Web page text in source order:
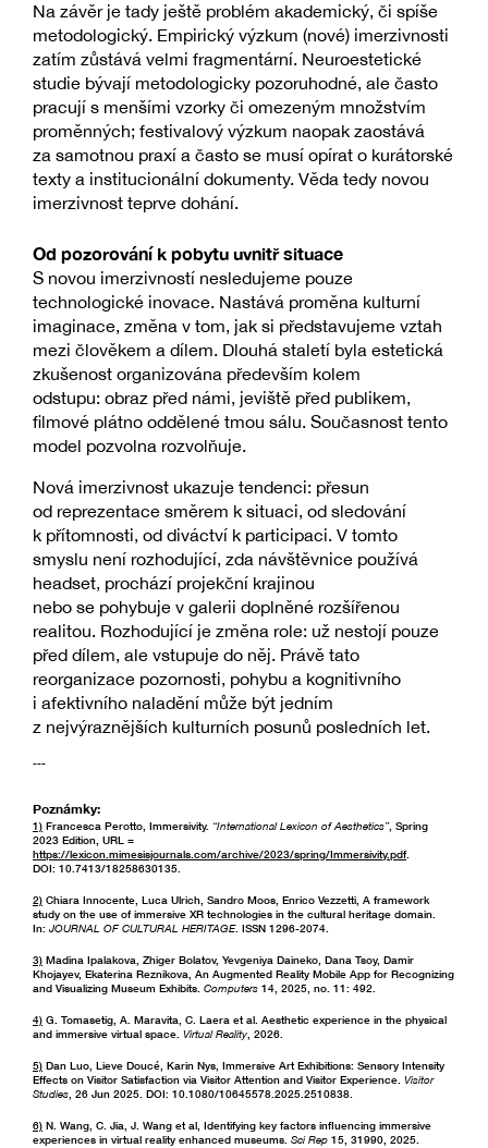
Na závěr je tady ještě problém akademický, či spíše
metodologický. Empirický výzkum (nové) imerzivnosti
zatím zůstává velmi fragmentární. Neuroestetické
studie bývají metodologicky pozoruhodné, ale často
pracují s menšími vzorky či omezeným množstvím
proměnných; festivalový výzkum naopak zaostává
za samotnou praxí a často se musí opírat o kurátorské
texty a institucionální dokumenty. Věda tedy novou
imerzivnost teprve dohání.
Od pozorování k pobytu uvnitř situace
S novou imerzivností nesledujeme pouze
technologické inovace. Nastává proměna kulturní
imaginace, změna v tom, jak si představujeme vztah
mezi člověkem a dílem. Dlouhá staletí byla estetická
zkušenost organizována především kolem
odstupu: obraz před námi, jeviště před publikem,
filmové plátno oddělené tmou sálu. Současnost tento
model pozvolna rozvolňuje.
Nová imerzivnost ukazuje tendenci: přesun
od reprezentace směrem k situaci, od sledování
k přítomnosti, od diváctví k participaci. V tomto
smyslu není rozhodující, zda návštěvnice používá
headset, prochází projekční krajinou
nebo se pohybuje v galerii doplněné rozšířenou
realitou. Rozhodující je změna role: už nestojí pouze
před dílem, ale vstupuje do něj. Právě tato
reorganizace pozornosti, pohybu a kognitivního
i afektivního naladění může být jedním
z nejvýraznějších kulturních posunů posledních let.
---
Poznámky:
1) Francesca Perotto, Immersivity. “International Lexicon of Aesthetics”, Spring
2023 Edition, URL =
https://lexicon.mimesisjournals.com/archive/2023/spring/Immersivity.pdf.
DOI: 10.7413/18258630135.
2) Chiara Innocente, Luca Ulrich, Sandro Moos, Enrico Vezzetti, A framework
study on the use of immersive XR technologies in the cultural heritage domain.
In: JOURNAL OF CULTURAL HERITAGE. ISSN 1296-2074.
3) Madina Ipalakova, Zhiger Bolatov, Yevgeniya Daineko, Dana Tsoy, Damir
Khojayev, Ekaterina Reznikova, An Augmented Reality Mobile App for Recognizing
and Visualizing Museum Exhibits. Computers 14, 2025, no. 11: 492.
4) G. Tomasetig, A. Maravita, C. Laera et al. Aesthetic experience in the physical
and immersive virtual space. Virtual Reality , 2026.
5) Dan Luo, Lieve Doucé, Karin Nys, Immersive Art Exhibitions: Sensory Intensity
Effects on Visitor Satisfaction via Visitor Attention and Visitor Experience. Visitor
Studies , 26 Jun 2025. DOI: 10.1080/10645578.2025.2510838.
6) N. Wang, C. Jia, J. Wang et al, Identifying key factors influencing immersive
experiences in virtual reality enhanced museums. Sci Rep 15, 31990, 2025.